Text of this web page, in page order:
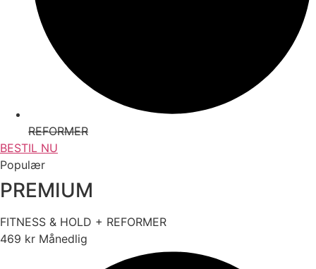
REFORMER
BESTIL NU
Populær
PREMIUM
FITNESS & HOLD + REFORMER
469 kr Månedlig